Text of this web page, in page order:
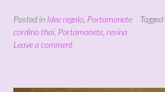
Posted in Idee regalo Portamonete Tagged
cordino thai Portamonete resina
Leave a comment